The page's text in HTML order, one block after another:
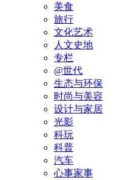
美食
旅行
文化艺术
人文史地
专栏
@世代
生态与环保
时尚与美容
设计与家居
光影
科玩
科普
汽车
心事家事